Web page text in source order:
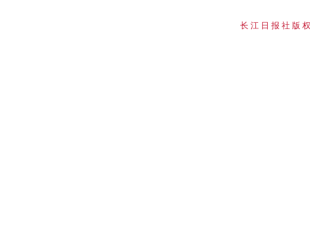
长 江 日 报 社 版